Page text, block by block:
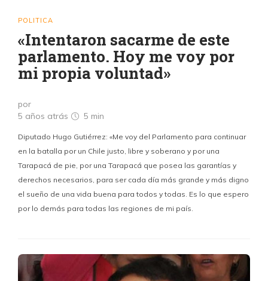
POLITICA
«Intentaron sacarme de este
parlamento. Hoy me voy por
mi propia voluntad»
por
5 años atrás
5 min
Diputado Hugo Gutiérrez: «Me voy del Parlamento para continuar
en la batalla por un Chile justo, libre y soberano y por una
Tarapacá de pie, por una Tarapacá que posea las garantías y
derechos necesarios, para ser cada día más grande y más digno
el sueño de una vida buena para todos y todas. Es lo que espero
por lo demás para todas las regiones de mi país.